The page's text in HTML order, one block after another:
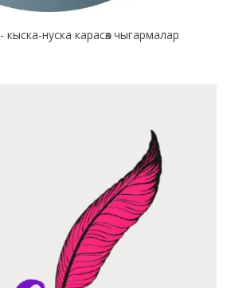
- кыска-нуска карасөз чыгармалар